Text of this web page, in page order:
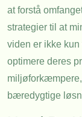
at forstå
strategier til at
viden er ikke
optimere deres
bæredygtige